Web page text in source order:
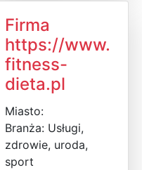
Firma
https://www.
fitness-
dieta.pl
Miasto:
Branża: Usługi,
zdrowie, uroda,
sport